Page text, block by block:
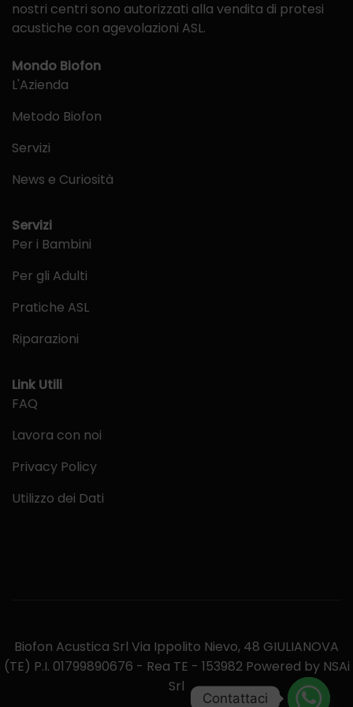
nostri centri sono autorizzati alla vendita di protesi
acustiche con agevolazioni ASL.
Mondo Biofon
L'Azienda
Metodo Biofon
Servizi
News e Curiosità
Servizi
Per i Bambini
Per gli Adulti
Pratiche ASL
Riparazioni
Link Utili
FAQ
Lavora con noi
Privacy Policy
Utilizzo dei Dati
Biofon Acustica Srl Via Ippolito Nievo, 48 GIULIANOVA
(TE) P.I. 01799890676 - Rea TE - 153982 Powered by NSAi
Srl
Contattaci